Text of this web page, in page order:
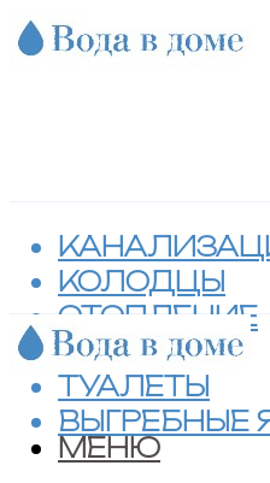
КОЛОДЦЫ
ОТОПЛЕНИЕ
СЕПТИКИ
ТУАЛЕТЫ
ВЫГРЕБНЫЕ
МЕНЮ